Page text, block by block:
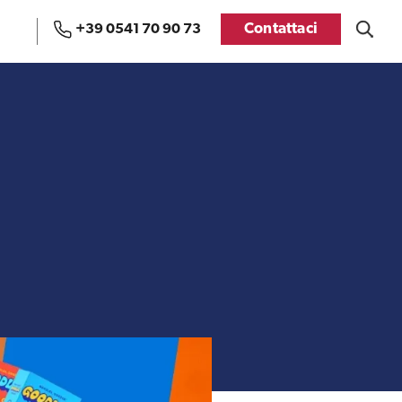
assistite da ExportUSA
Internazionalizzazione
e Accesso al Mercato
Contattaci
+39 0541 70 90 73